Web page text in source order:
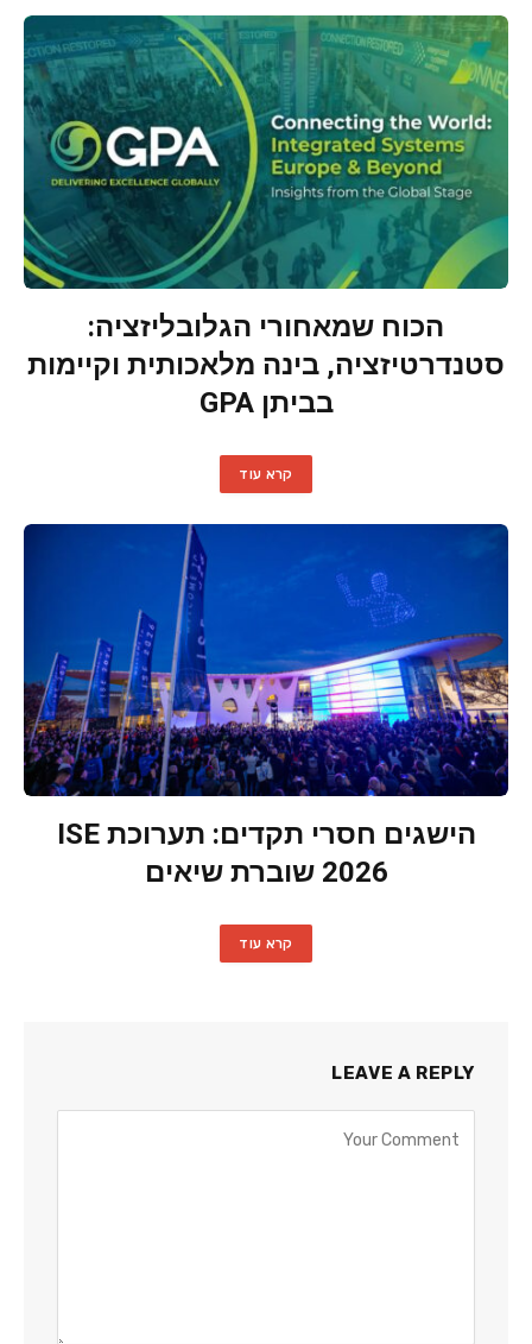
הכוח שמאחורי הגלובליזציה:
סטנדרטיזציה, בינה מלאכותית וקיימות
בביתן GPA
קרא עוד
הישגים חסרי תקדים: תערוכת ISE
2026 שוברת שיאים
קרא עוד
LEAVE A REPLY